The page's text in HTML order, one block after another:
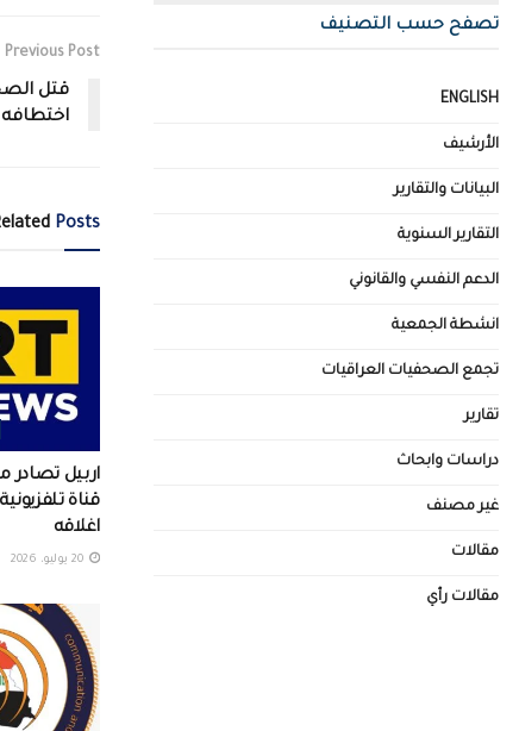
Previous Post
قتل
اختطافه
Posts
اربيل
قناة
اغلاقه
تصفح حسب التصنيف
ENGLISH
الأرشيف
البيانات والتقارير
التقارير السنوية
الدعم النفسي والقانوني
انشطة الجمعية
تجمع الصحفيات العراقيات
تقارير
دراسات وابحاث
غير مصنف
مقالات
مقالات رأي